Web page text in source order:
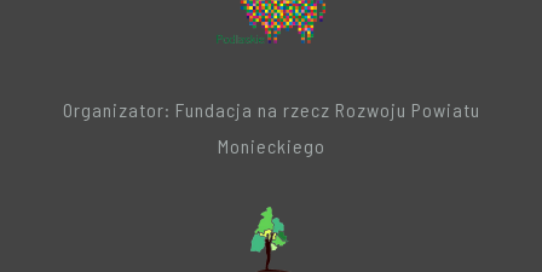
Organizator: Fundacja na rzecz Rozwoju Powiatu
Monieckiego